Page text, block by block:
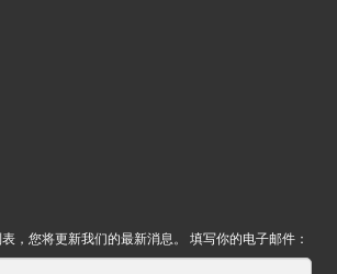
，您将更新我们的最新消息。 填写你的电子邮件：